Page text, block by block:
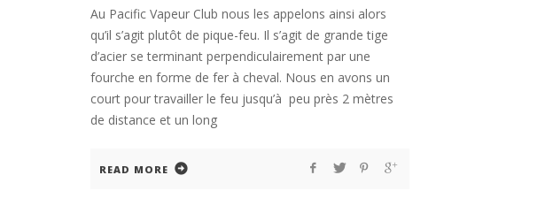
Au Pacific Vapeur Club nous les appelons ainsi alors
qu’il s’agit plutôt de pique-feu. Il s’agit de grande tige
d’acier se terminant perpendiculairement par une
fourche en forme de fer à cheval. Nous en avons un
court pour travailler le feu jusqu’à peu près 2 mètres
de distance et un long
READ MORE